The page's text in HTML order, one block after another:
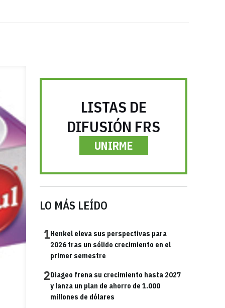
LISTAS DE
DIFUSIÓN FRS
UNIRME
LO MÁS LEÍDO
1Henkel eleva sus perspectivas para
2026 tras un sólido crecimiento en el
primer semestre
2Diageo frena su crecimiento hasta 2027
y lanza un plan de ahorro de 1.000
millones de dólares